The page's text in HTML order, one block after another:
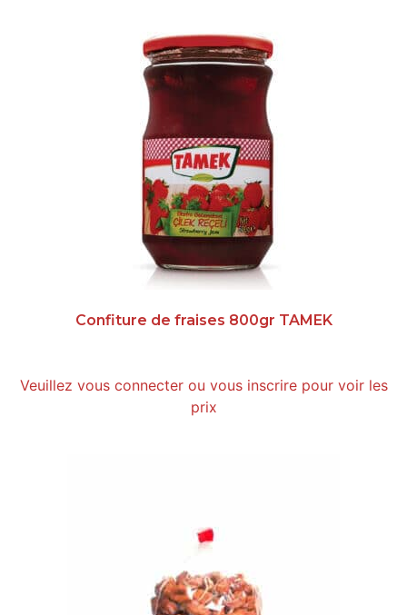
Confiture de fraises 800gr TAMEK
Veuillez vous connecter ou vous inscrire pour voir les
prix